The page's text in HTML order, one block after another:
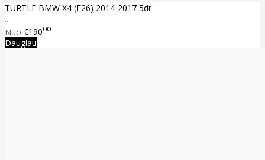
TURTLE BMW X4 (F26) 2014-2017 5dr
..
Nuo €19000
Daugiau